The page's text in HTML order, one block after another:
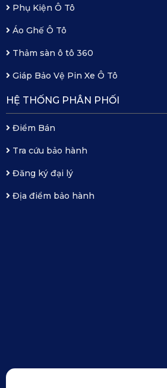
Phụ Kiện Ô Tô
Áo Ghế Ô Tô
Thảm sàn ô tô 360
Giáp Bảo Vệ Pin Xe Ô Tô
HỆ THỐNG PHÂN PHỐI
Điểm Bán
Tra cứu bảo hành
Đăng ký đại lý
Địa điểm bảo hành